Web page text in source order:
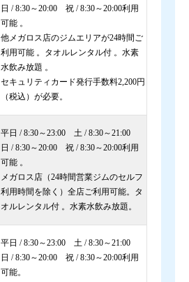
日 / 8:30～20:00 祝 / 8:30～20:00利用
可能 。
他メガロス店のジムエリアが24時間ご
利用可能 。タオルレンタル付 。水素
水飲み放題 。
セキュリティカード発行手数料2,200円
（税込）が必要。
平日 / 8:30～23:00 土 / 8:30～21:00
日 / 8:30～20:00 祝 / 8:30～20:00利用
可能 。
メガロス店（24時間営業ジムのセルフ
利用時間を除く）全店ご利用可能。タ
オルレンタル付 。水素水飲み放題。
平日 / 8:30～23:00 土 / 8:30～21:00
日 / 8:30～20:00 祝 / 8:30～20:00利用
可能。